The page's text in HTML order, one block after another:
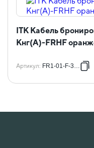
ITK Кабель
Кнг(А)-FRHF
Артикул: FR1-01-F-3427